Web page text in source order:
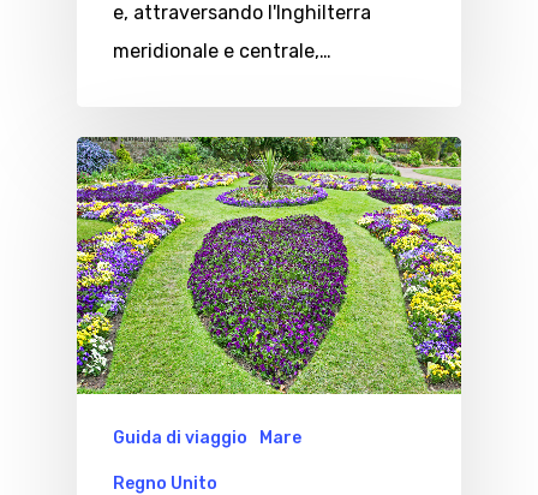
e, attraversando l'Inghilterra
meridionale e centrale,…
Guida di viaggio Mare
Regno Unito